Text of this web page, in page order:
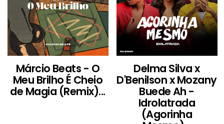
Márcio Beats - O
Meu Brilho É Cheio
de Magia (Remix)...
Delma Silva x
D'Benilson x Mozany
Buede Ah -
Idrolatrada
(Agorinha